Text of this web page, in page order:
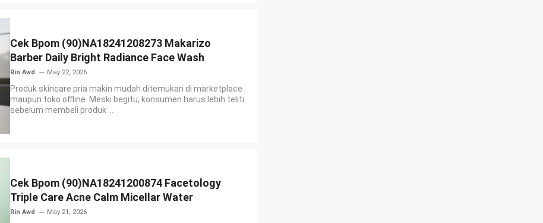
Cek Bpom (90)NA18241208273 Makarizo
Barber Daily Bright Radiance Face Wash
Rin Awd May 22, 2026
Produk skincare pria makin mudah ditemukan di marketplace
maupun toko offline. Meski begitu, konsumen harus lebih teliti
sebelum membeli produk ...
Cek Bpom (90)NA18241200874 Facetology
Triple Care Acne Calm Micellar Water
Rin Awd May 21, 2026